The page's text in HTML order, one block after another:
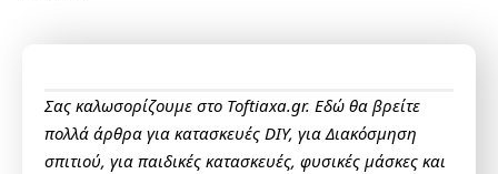
Σας καλωσορίζουμε στο Toftiaxa.gr. Εδώ θα βρείτε
πολλά άρθρα για κατασκευές DIY, για Διακόσμηση
σπιτιού, για παιδικές κατασκευές, φυσικές μάσκες και